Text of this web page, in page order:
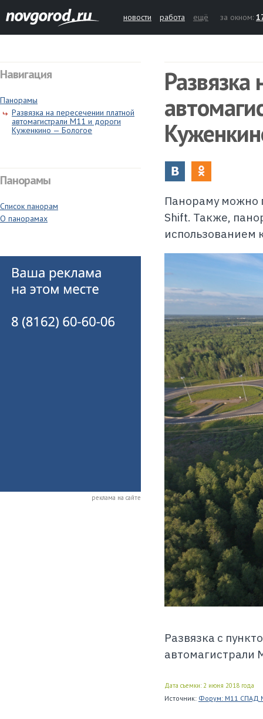
новости работа ещё за окном:
Навигация
Панорамы
Развязка на пересечении платной
автомагистрали М11 и дороги
Куженкино — Бологое
Панорамы
Список панорам
О панорамах
реклама на сайте
Развязка
Панораму
Shift. Также,
использованием
Развязка с
автомагистрали
Дата съемки: 2 июня 2018 года
Источник: Форум: М11 СПАД